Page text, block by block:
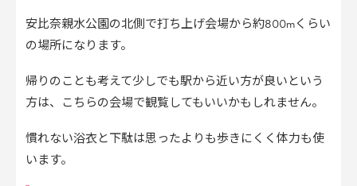
安比奈親水公園の北側で打ち上げ会場から約800mくらい
の場所になります。
帰りのことも考えて少しでも駅から近い方が良いという
方は、こちらの会場で観覧してもいいかもしれません。
慣れない浴衣と下駄は思ったよりも歩きにくく体力も使
います。